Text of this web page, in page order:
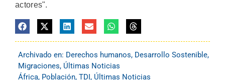
actores".
Archivado en: Derechos humanos, Desarrollo Sostenible,
Migraciones, Últimas Noticias
África, Población, TDI, Últimas Noticias